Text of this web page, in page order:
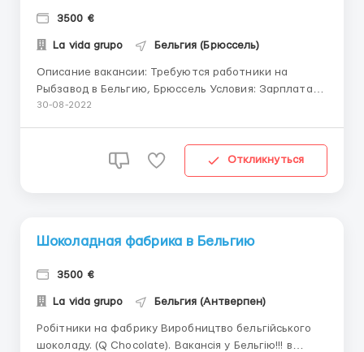
3500 €
La vida grupo Бельгия (Брюссель)
Описание вакансии: Требуются работники на
Рыбзавод в Бельгию, Брюссель Условия: Зарплата
14€ в час 6 дней в неделю. График: Количество
человека. находится 4 км от работы. Возможность
30-08-2022
Откликнуться
Шоколадная фабрика в Бельгию
3500 €
La vida grupo Бельгия (Антверпен)
Робітники на фабрику Виробництво бельгійського
шоколаду. (Q Chocolate). Вакансія у Бельгію!!! в